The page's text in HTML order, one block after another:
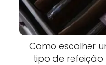
Como escolher
tipo de